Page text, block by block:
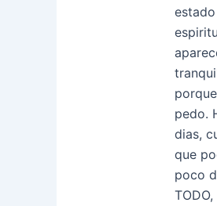
pedo.
dias,
que
poco